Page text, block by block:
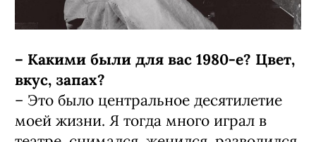
– Какими были для вас 1980-е? Цвет,
вкус, запах?
– Это было центральное десятилетие
моей жизни. Я тогда много играл в